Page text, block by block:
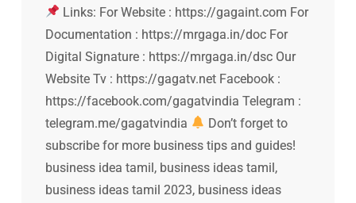
Links: For Website : https://gagaint.com For
Documentation : https://mrgaga.in/doc For
Digital Signature : https://mrgaga.in/dsc Our
Website Tv : https://gagatv.net Facebook :
https://facebook.com/gagatvindia Telegram :
telegram.me/gagatvindia
Don’t forget to
subscribe for more business tips and guides!
business idea tamil, business ideas tamil,
business ideas tamil 2023, business ideas